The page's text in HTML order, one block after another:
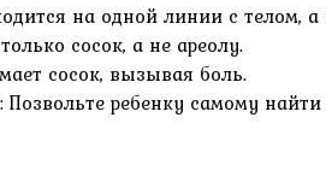
на одной линии с телом, а
сосок, а не ареолу.
сосок, вызывая боль.
ребенку самому найти